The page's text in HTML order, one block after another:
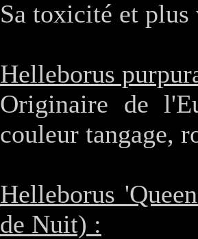
Sa toxicité et
Helleborus
Originaire de
couleur tangage,
Helleborus
de Nuit) :